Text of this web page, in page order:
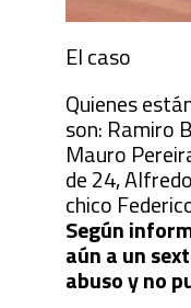
El caso
Quienes
son: Ramiro
Mauro
de 24,
chico
Según
aún a un
abuso y no